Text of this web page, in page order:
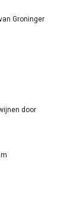
Groninger
door